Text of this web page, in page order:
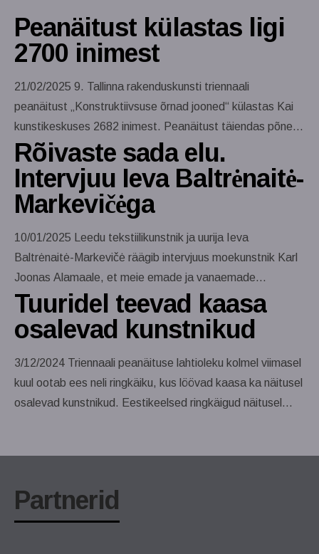
Peanäitust külastas ligi
2700 inimest
21/02/2025 9. Tallinna rakenduskunsti triennaali
peanäitust „Konstruktiivsuse õrnad jooned“ külastas Kai
kunstikeskuses 2682 inimest. Peanäitust täiendas põnev
satelliitprogramm 19 sündmusega üle Tallinna. Suur aitäh
kõigile kaasa teinud kunstnikele, näituse külastajatele ja
korraldamisse panustanutele! Maret Sarapu kureeritud
näitusel esitlesid kunstnikud Balti- ja Põhjamaadest oma
kunstis. Kaasa tegi 28 kunstnikku […]
Rõivaste sada elu.
Intervjuu Ieva Baltrėnaitė-
Markevičėga
10/01/2025 Leedu tekstiilikunstnik ja uurija Ieva
Baltrėnaitė-Markevičė räägib intervjuus moekunstnik Karl
Joonas Alamaale, et meie emade ja vanaemade
rõivakapid peidavad endas ootamatuid lugusid. Intervjuu
ilmus esmalt ajalehes KesKus (detsember 2024). Ieva
Baltrėnaitė-Markevičė on omamoodi rõivalausuja, kes on
ette võtnud Leedu naiste rõivakappide sisu ning
kaardistanud nendega seotud mälestusi 1940-ndatest
1970-ndateni. Ihaldusväärse ja igapäevase ning luksusliku
Tuuridel teevad kaasa
osalevad kunstnikud
3/12/2024 Triennaali peanäituse lahtioleku kolmel viimasel
kuul ootab ees neli ringkäiku, kus löövad kaasa ka näitusel
osalevad kunstnikud. Eestikeelsed ringkäigud näitusel
Kadi Pajupuu (teos „Hingekirjad“) 18. […]
Partnerid